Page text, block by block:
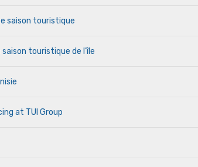
saison touristique
touristique de l’île
at TUI Group